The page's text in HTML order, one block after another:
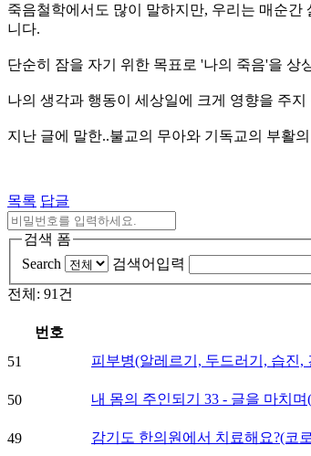
죽음철학에서도 많이 말하지만, 우리는 매순
니다.
단순히 잠을 자기 위한 목표로 '나의 죽음'을
나의 생각과 행동이 세상일에 크게 영향을 주
지난 글에 말한..불교의 무아와 기독교의 부활
목록 답글
검색 폼
Search
검색어입력
전체: 91건
번호
51
피부병(알레르기, 두드러기, 습진,
50 내 몸의 주인되기 33 - 글을 마치
49 감기도 한의원에서 치료해요?(코